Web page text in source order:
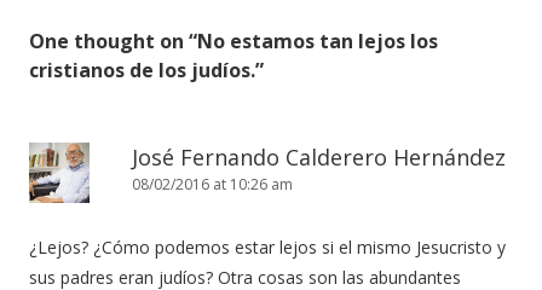
One thought on “No estamos tan lejos los
cristianos de los judíos.”
José Fernando Calderero Hernández
08/02/2016 at 10:26 am
¿Lejos? ¿Cómo podemos estar lejos si el mismo Jesucristo y
sus padres eran judíos? Otra cosas son las abundantes